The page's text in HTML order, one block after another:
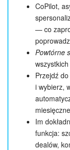
CoPilot,
— co
Powtórne
Przejdź do
i wybierz,
Im
funkcja:
dealów,